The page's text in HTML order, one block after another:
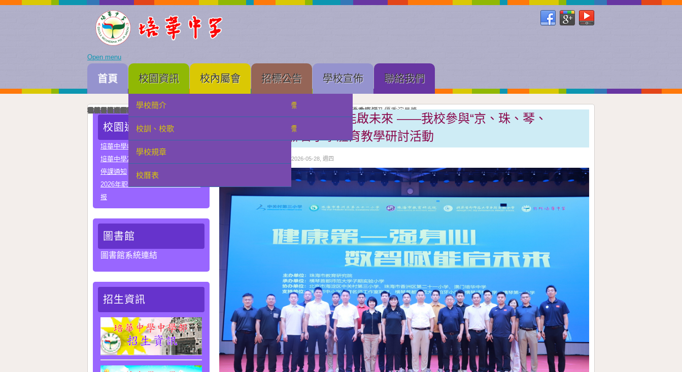
Open menu
首頁 校園資訊
學校簡介
校訓、校歌
學校規章
校曆表
校內屬會 招標公告
中學部招標
小幼部招標
學校宣佈 聯絡我們
我校與河南省實驗中學正式締結姐妹校
培華中學建校三十周年暨智慧教學及科技教育成果展開幕
智慧教學及科技教育成果展一眾主禮嘉賓為成果展進行隆重剪綵
中國優秀運動員王麗與我校簽署合作協議共育體壇新苗
李秋林校長與孫詠雅副校長率領學生代表出席澳門理工大學體育館舉行的建黨 105 周年慶祝大會直播
2025年度中學畢業典禮高三畢業生與嘉賓合照留念
我校與澳門理工大學正式署合作協議
我校與澳門電訊正式簽署人工智能合作協議
我校與珠海市金灣區四季學校締結姐妹學校
我校男子D組在第四十九屆學界籃球比賽中榮獲亞軍
學科常識問答比賽圓滿落幕嘉賓、行政、老師與獲獎班級同學合照留念
在第三十四屆校際戲劇比賽中我校小學組榮獲優良獎（本屆最高級別）、劇本創作獎、小學優秀導演及優秀演員獎
在第三十四屆校際戲劇比賽中我校中學組A隊榮獲優良獎（本屆最高級別）及優秀演員獎
在第三十四屆校際戲劇比賽中我校中學組B隊榮獲甲級獎及優秀演員獎
我校與常州市第一中學締結姐妹學校
我校在第四十四屆校際舞蹈比賽榮獲小學組優良級獎項
我校在第四十四屆校際舞蹈比賽榮獲中學組甲級獎獎項
校園通告
培華中學收費項目一覽表
培華中學2024-2025學年報名費
停課通知
2026年职业教育国家教学成果奖申
报
圖書館
圖書館系統連結
招生資訊
健康第一強身心 數智賦能啟未來 ——我校參與“京、珠、琴、
澳” 四地首次聯合小學體育教學研討活動
發佈: 2026-05-28, 週四